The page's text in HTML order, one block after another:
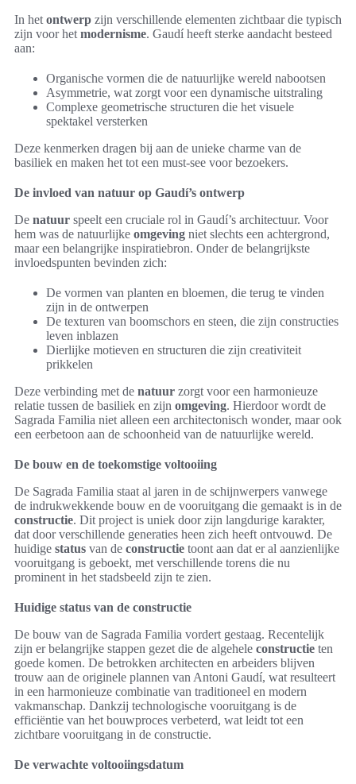
In het ontwerp zijn verschillende elementen zichtbaar die typisch
zijn voor het modernisme. Gaudí heeft sterke aandacht besteed
aan:
Organische vormen die de natuurlijke wereld nabootsen
Asymmetrie, wat zorgt voor een dynamische uitstraling
Complexe geometrische structuren die het visuele
spektakel versterken
Deze kenmerken dragen bij aan de unieke charme van de
basiliek en maken het tot een must-see voor bezoekers.
De invloed van natuur op Gaudí’s ontwerp
De natuur speelt een cruciale rol in Gaudí’s architectuur. Voor
hem was de natuurlijke omgeving niet slechts een achtergrond,
maar een belangrijke inspiratiebron. Onder de belangrijkste
invloedspunten bevinden zich:
De vormen van planten en bloemen, die terug te vinden
zijn in de ontwerpen
De texturen van boomschors en steen, die zijn constructies
leven inblazen
Dierlijke motieven en structuren die zijn creativiteit
prikkelen
Deze verbinding met de natuur zorgt voor een harmonieuze
relatie tussen de basiliek en zijn omgeving. Hierdoor wordt de
Sagrada Familia niet alleen een architectonisch wonder, maar ook
een eerbetoon aan de schoonheid van de natuurlijke wereld.
De bouw en de toekomstige voltooiing
De Sagrada Familia staat al jaren in de schijnwerpers vanwege
de indrukwekkende bouw en de vooruitgang die gemaakt is in de
constructie. Dit project is uniek door zijn langdurige karakter,
dat door verschillende generaties heen zich heeft ontvouwd. De
huidige status van de constructie toont aan dat er al aanzienlijke
vooruitgang is geboekt, met verschillende torens die nu
prominent in het stadsbeeld zijn te zien.
Huidige status van de constructie
De bouw van de Sagrada Familia vordert gestaag. Recentelijk
zijn er belangrijke stappen gezet die de algehele constructie ten
goede komen. De betrokken architecten en arbeiders blijven
trouw aan de originele plannen van Antoni Gaudí, wat resulteert
in een harmonieuze combinatie van traditioneel en modern
vakmanschap. Dankzij technologische vooruitgang is de
efficiëntie van het bouwproces verbeterd, wat leidt tot een
zichtbare vooruitgang in de constructie.
De verwachte voltooiingsdatum